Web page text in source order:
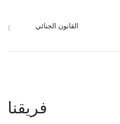
1 القانون الجنائي
فريقنا